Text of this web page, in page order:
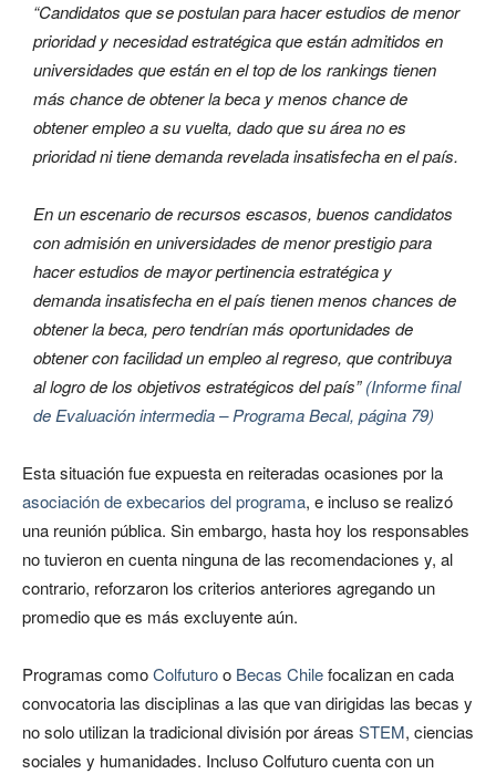
“Candidatos que se postulan para hacer estudios de menor
prioridad y necesidad estratégica que están admitidos en
universidades que están en el top de los rankings tienen
más chance de obtener la beca y menos chance de
obtener empleo a su vuelta, dado que su área no es
prioridad ni tiene demanda revelada insatisfecha en el país.
En un escenario de recursos escasos, buenos candidatos
con admisión en universidades de menor prestigio para
hacer estudios de mayor pertinencia estratégica y
demanda insatisfecha en el país tienen menos chances de
obtener la beca, pero tendrían más oportunidades de
obtener con facilidad un empleo al regreso, que contribuya
al logro de los objetivos estratégicos del país”(Informe final
de Evaluación intermedia – Programa Becal, página 79)
Esta situación fue expuesta en reiteradas ocasiones por la
asociación de exbecarios del programa, e incluso se realizó
una reunión pública. Sin embargo, hasta hoy los responsables
no tuvieron en cuenta ninguna de las recomendaciones y, al
contrario, reforzaron los criterios anteriores agregando un
promedio que es más excluyente aún.
Programas comoColfuturoo Becas Chilefocalizan en cada
convocatoria las disciplinas a las que van dirigidas las becas y
no solo utilizan la tradicional división por áreas STEM, ciencias
sociales y humanidades. Incluso Colfuturo cuenta con un